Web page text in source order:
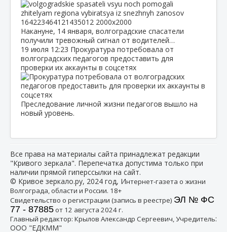
Накануне, 14 января, волгоградские спасатели
получили тревожный сигнал от водителей…
19 июля 12:23 Прокуратура потребовала от
волгоградских педагогов предоставить для
проверки их аккаунты в соцсетях
Преследование личной жизни педагогов вышло на
новый уровень.
Все права на материалы сайта принадлежат редакции
"Кривого зеркала". Перепечатка допустима только при
наличии прямой гиперссылки на сайт.
© Кривое зеркало.ру, 2024 год, Интернет-газета о жизни
Волгограда, области и России. 18+
Свидетельство о регистрации (запись в реестре) ЭЛ № ФС
77 - 87885от 12 августа 2024 г.
Главный редактор: Крылов Александр Сергеевич, Учредитель:
ООО "ЕДКММ"